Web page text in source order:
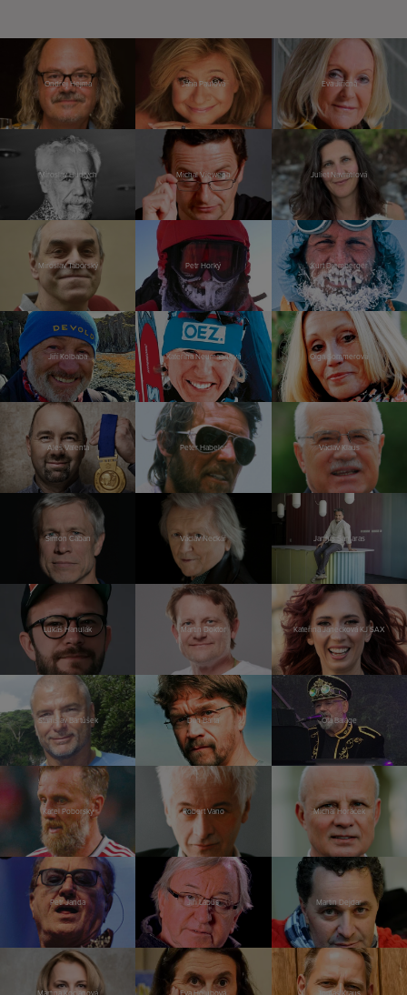
Ondřej Hejma Jana Paulová Eva Jiřičná
Miroslav Huptych Michal Viewegh Juliet Navrátilová
Miroslav Táborský Petr Horký Kurt Diemberger
Jiří Kolbaba Kateřina Neumannová Olga Sommerová
Aleš Valenta Peter Habeler Václav Klaus
Šimon Caban Václav Neckář Jannis Samaras
Lukáš Hanulák Martin Doktor Kateřina Janečková KJ SAX
Stanislav Bartůšek Dan Bárta Ota Balage
Karel Poborský Robert Vano Michal Horáček
Petr Janda Jiří Lábus Martin Dejdar